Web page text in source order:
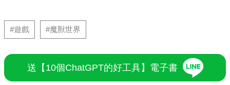
#遊戲 #魔獸世界
送【10個ChatGPT的好工具】電子書